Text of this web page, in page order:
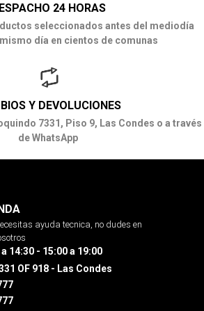
24 HORAS
seleccionados antes del mediodía
día en cientos de comunas
Y DEVOLUCIONES
7331, Piso 9, Las Condes o a través
de WhatsApp
ayuda tecnica, no dudes en
14:30 - 15:00 a 19:00
OF 918 - Las Condes